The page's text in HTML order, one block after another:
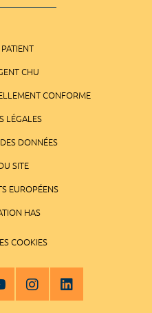
CHU
CONFORME
LÉGALES
DONNÉES
SITE
EUROPÉENS
HAS
COOKIES